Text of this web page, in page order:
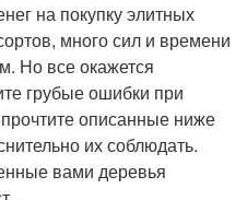
на покупку элитных
много сил и времени
Но все окажется
грубые ошибки при
описанные ниже
их соблюдать.
вами деревья